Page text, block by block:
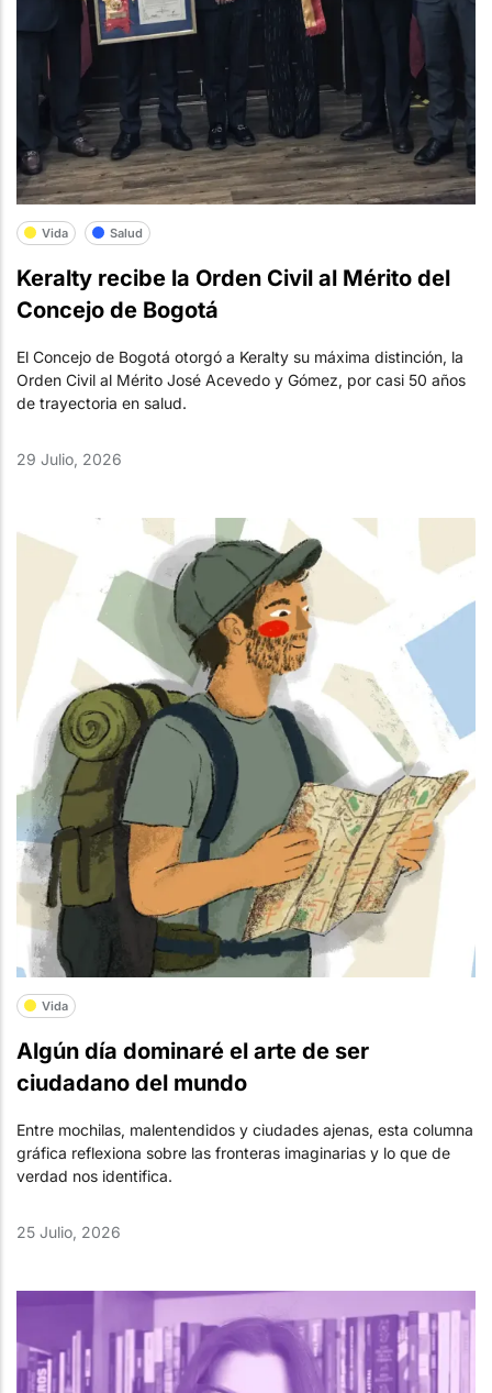
Vida Salud
Keralty recibe la Orden Civil al Mérito del
Concejo de Bogotá
El Concejo de Bogotá otorgó a Keralty su máxima distinción, la
Orden Civil al Mérito José Acevedo y Gómez, por casi 50 años
de trayectoria en salud.
29 Julio, 2026
Vida
Algún día dominaré el arte de ser
ciudadano del mundo
Entre mochilas, malentendidos y ciudades ajenas, esta columna
gráfica reflexiona sobre las fronteras imaginarias y lo que de
verdad nos identifica.
25 Julio, 2026